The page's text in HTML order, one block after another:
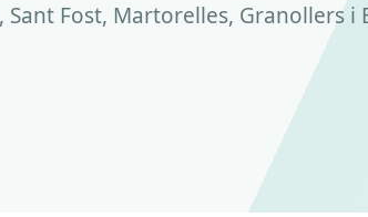
Fost, Martorelles, Granollers i